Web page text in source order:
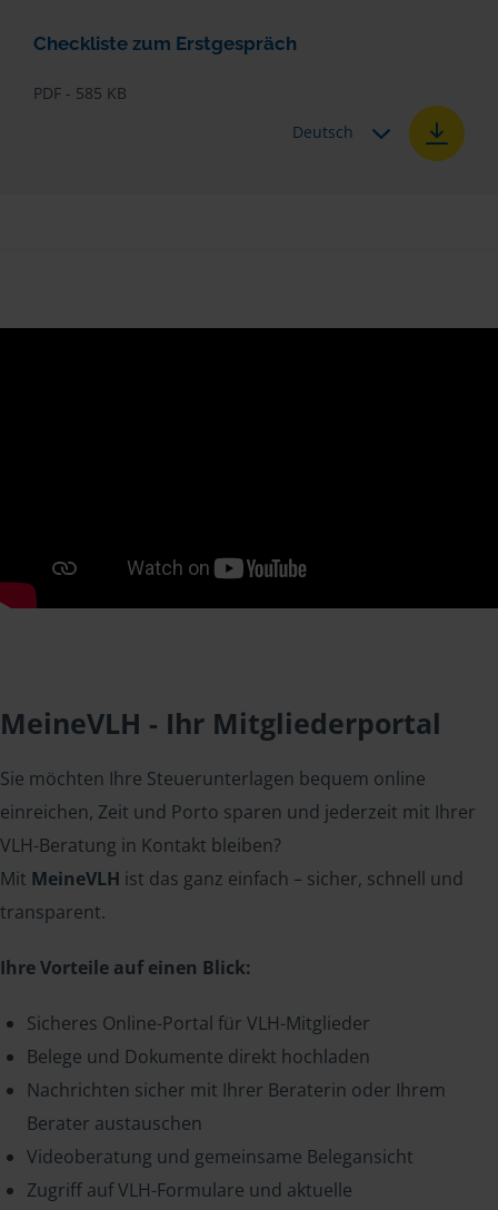
Checkliste zum Erstgespräch
PDF - 585 KB
Deutsch
MeineVLH - Ihr Mitgliederportal
Sie möchten Ihre Steuerunterlagen bequem online
einreichen, Zeit und Porto sparen und jederzeit mit Ihrer
VLH-Beratung in Kontakt bleiben?
Mit MeineVLH ist das ganz einfach – sicher, schnell und
transparent.
Ihre Vorteile auf einen Blick:
Sicheres Online-Portal für VLH-Mitglieder
Belege und Dokumente direkt hochladen
Nachrichten sicher mit Ihrer Beraterin oder Ihrem
Berater austauschen
Videoberatung und gemeinsame Belegansicht
Zugriff auf VLH-Formulare und aktuelle